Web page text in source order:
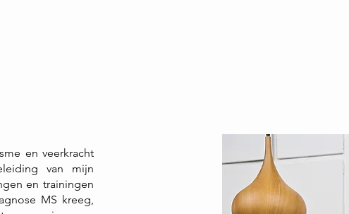
en veerkracht
van mijn
en trainingen
MS kreeg,